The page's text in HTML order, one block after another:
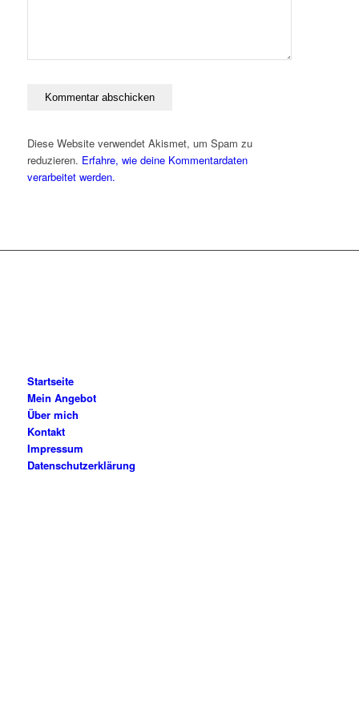
Diese Website verwendet Akismet, um Spam zu
reduzieren. Erfahre, wie deine Kommentardaten
verarbeitet werden.
Startseite
Mein Angebot
Über mich
Kontakt
Impressum
Datenschutzerklärung